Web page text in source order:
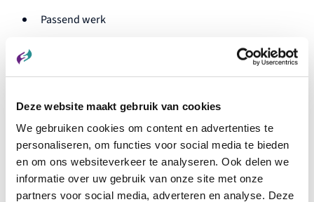
Deze website maakt gebruik van cookies
We gebruiken cookies om content en advertenties te
personaliseren, om functies voor social media te bieden
en om ons websiteverkeer te analyseren. Ook delen we
informatie over uw gebruik van onze site met onze
partners voor social media, adverteren en analyse. Deze
Passend werk
groei gerichte ambitie om daadwerkelijk een bijdrage te
leveren aan maatschappelijke vraagstukken op het gebied
van arbeid in relatie tot inclusie. Daarin zoeken we altijd de
samenwerking met andere partijen om te komen tot
oplossingen die werken.